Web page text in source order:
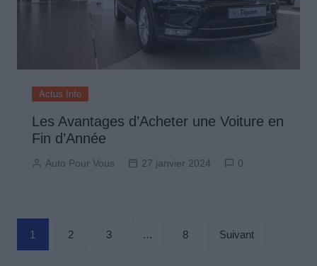
Actus Info
Les Avantages d’Acheter une Voiture en
Fin d’Année
Auto Pour Vous 27 janvier 2024 0
Pagination
des
1 2 3 … 8 Suivant